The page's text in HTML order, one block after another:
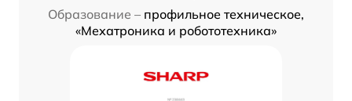
Образование – профильное техническое,
«Мехатроника и робототехника»